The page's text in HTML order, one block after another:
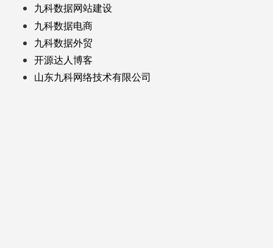
九科数据网站建设
九科数据电商
九科数据外贸
开源达人博客
山东九科网络技术有限公司